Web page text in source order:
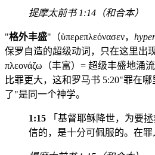
提摩太前书 1:14（和合本）
"格外丰盛"（ὑπερεπλεόνασεν，
保罗自造的超级动词，只在这里出
πλεονάζω（丰富）= 超级丰盛地涌
比罪更大，这和罗马书 5:20"罪在
了"是同一个神学。
1:15 「基督耶稣降世，为要
信的，是十分可佩服的。在罪